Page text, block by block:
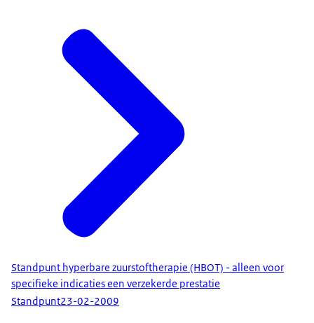
Standpunt hyperbare zuurstoftherapie (HBOT) - alleen voor
specifieke indicaties een verzekerde prestatie
Standpunt23-02-2009